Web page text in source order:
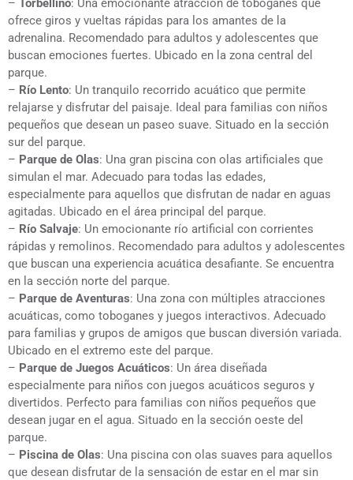
– Torbellino: Una emocionante atracción de toboganes que
ofrece giros y vueltas rápidas para los amantes de la
adrenalina. Recomendado para adultos y adolescentes que
buscan emociones fuertes. Ubicado en la zona central del
parque.
– Río Lento: Un tranquilo recorrido acuático que permite
relajarse y disfrutar del paisaje. Ideal para familias con niños
pequeños que desean un paseo suave. Situado en la sección
sur del parque.
– Parque de Olas: Una gran piscina con olas artificiales que
simulan el mar. Adecuado para todas las edades,
especialmente para aquellos que disfrutan de nadar en aguas
agitadas. Ubicado en el área principal del parque.
– Río Salvaje: Un emocionante río artificial con corrientes
rápidas y remolinos. Recomendado para adultos y adolescentes
que buscan una experiencia acuática desafiante. Se encuentra
en la sección norte del parque.
– Parque de Aventuras: Una zona con múltiples atracciones
acuáticas, como toboganes y juegos interactivos. Adecuado
para familias y grupos de amigos que buscan diversión variada.
Ubicado en el extremo este del parque.
– Parque de Juegos Acuáticos: Un área diseñada
especialmente para niños con juegos acuáticos seguros y
divertidos. Perfecto para familias con niños pequeños que
desean jugar en el agua. Situado en la sección oeste del
parque.
– Piscina de Olas: Una piscina con olas suaves para aquellos
que desean disfrutar de la sensación de estar en el mar sin